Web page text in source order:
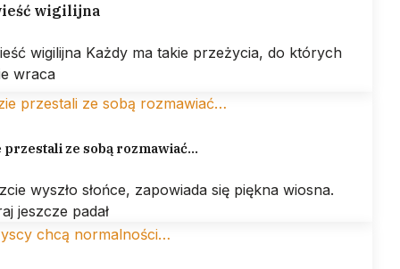
wigilijna
wigilijna Każdy ma takie przeżycia, do których
wraca
przestali ze sobą rozmawiać…
wyszło słońce, zapowiada się piękna wiosna.
jeszcze padał